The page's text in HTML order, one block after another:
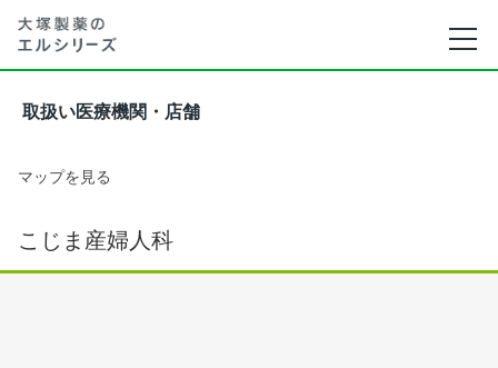
取扱い医療機関・店舗
マップを見る
こじま産婦人科